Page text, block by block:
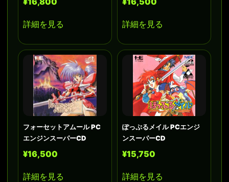
詳細を見る 詳細を見る
フォーセットアムール PC
エンジンスーパーCD
¥16,500
詳細を見る
ぽっぷるメイル PCエンジ
ンスーパーCD
¥15,750
詳細を見る